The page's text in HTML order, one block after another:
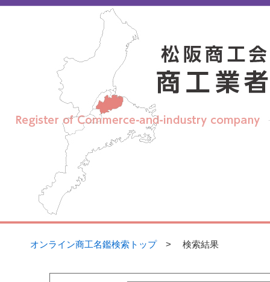
松阪商工会議所 オンライン商工名鑑】
オンライン商工名鑑検索トップ> 検索結果